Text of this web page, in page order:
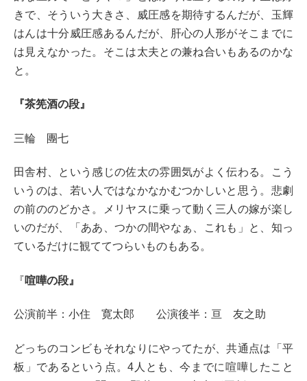
きで、そういう大きさ、威圧感を期待するんだが、玉輝
はんは十分威圧感あるんだが、肝心の人形がそこまでに
は見えなかった。そこは太夫との兼ね合いもあるのかな
と。
『茶筅酒の段』
三輪 團七
田舎村、という感じの佐太の雰囲気がよく伝わる。こう
いうのは、若い人ではなかなかむつかしいと思う。悲劇
の前ののどかさ。メリヤスに乗って動く三人の嫁が楽し
いのだが、「ああ、つかの間やなぁ、これも」と、知っ
ているだけに観ててつらいものもある。
『喧嘩の段』
公演前半：小住 寛太郎 公演後半：亘 友之助
どっちのコンビもそれなりにやってたが、共通点は「平
板」であるという点。4人とも、今までに喧嘩したこと